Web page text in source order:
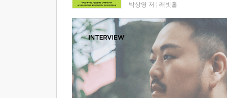
박상영 저 래빗홀